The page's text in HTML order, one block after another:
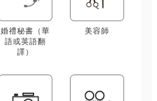
婚禮秘書（華
語或英語翻
譯）
美容師